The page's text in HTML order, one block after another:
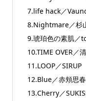
7.life hack／
8.Nightmare／杉
9.琥珀色の素肌／
10.TIME OVER／
11.LOOP／SIRUP
12.Blue／赤頬思
13.Cherry／